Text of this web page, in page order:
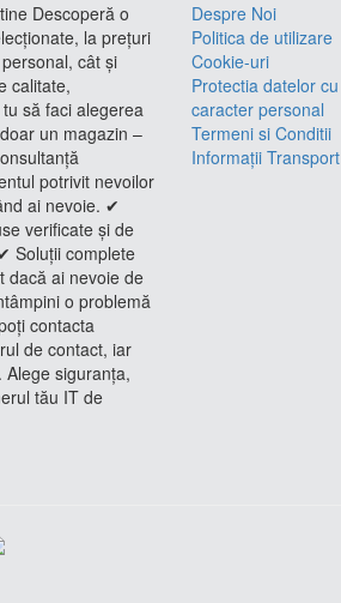
Descoperă o
la prețuri
cât și
calitate,
să faci alegerea
un magazin –
potrivit nevoilor
ai nevoie. ✔
verificate și de
Soluții complete
dacă ai nevoie de
o problemă
contacta
de contact, iar
siguranța,
tău IT de
Despre Noi
Politica de utilizare
Cookie-uri
Protectia datelor cu
caracter personal
Termeni si Conditii
Informații Transport